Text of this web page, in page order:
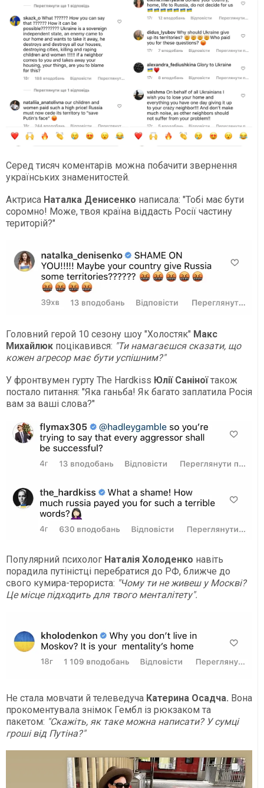
Серед тисяч коментарів можна побачити звернення
українських знаменитостей.
Актриса Наталка Денисенко написала: "Тобі має бути
соромно! Може, твоя країна віддасть Росії частину
територій?"
Головний герой 10 сезону шоу "Холостяк" Макс
Михайлюк поцікавився: "Ти намагаєшся сказати, що
кожен агресор має бути успішним?"
У фронтвумен гурту The Hardkiss Юлії Саніноїтакож
постало питання: "Яка ганьба! Як багато заплатила Росія
вам за ваші слова?"
Популярний психолог Наталія Холоденко навіть
порадила путіністці перебратися до РФ, ближче до
свого кумира-терориста: "Чому ти не живеш у Москві?
Це місце підходить для твого менталітету".
Не стала мовчати й телеведуча Катерина Осадча. Вона
прокоментувала знімок Гембл із рюкзаком та
пакетом: "Скажіть, як таке можна написати? У сумці
гроші від Путіна?"